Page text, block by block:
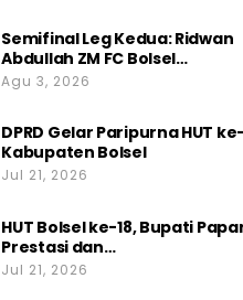
Semifinal Leg Kedua: Ridwan
Abdullah ZM FC Bolsel…
Agu 3, 2026
DPRD Gelar Paripurna HUT
Kabupaten Bolsel
Jul 21, 2026
HUT Bolsel ke-18, Bupati
Prestasi dan…
Jul 21, 2026